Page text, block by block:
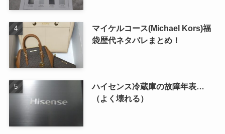
マイケルコース(Michael Kors)福
袋歴代ネタバレまとめ！
ハイセンス冷蔵庫の故障年表…
（よく壊れる）